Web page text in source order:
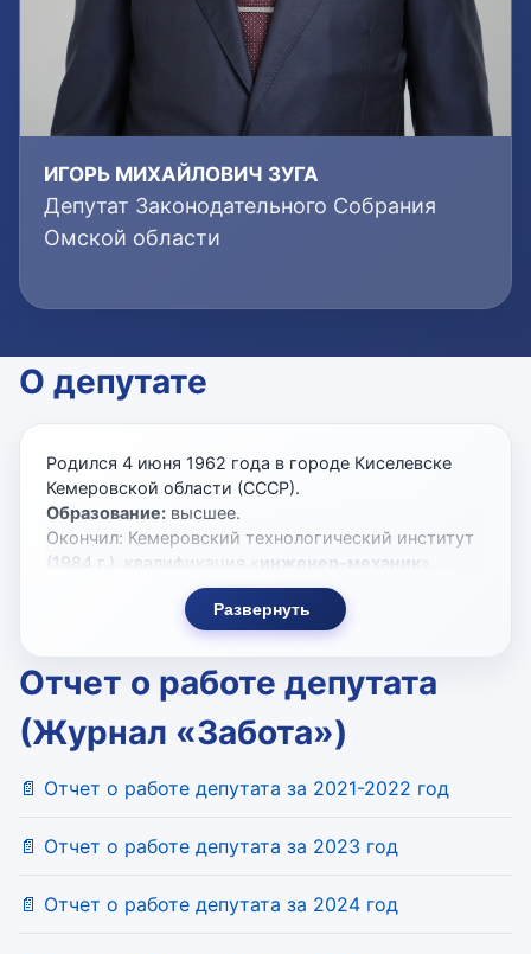
ИГОРЬ МИХАЙЛОВИЧ ЗУГА
Депутат Законодательного Собрания
Омской области
О депутате
Родился 4 июня 1962 года в городе Киселевске
Кемеровской области (СССР).
Образование: высшее.
Окончил: Кемеровский технологический институт
(1984 г.), квалификация « инженер-механик
специальность «машины и аппараты пищевых
производств», Всесоюзный ордена «Знак Почета»
финансово-экономический институт, г. Омск (1992
г.), квалификация «экономист
«планирование промышленности».
Кандидатская диссертация по специальности
проектирования схем расположения объектов
Трудовая деятельность
1984 - 1991 г.г. - главный механик Омского
1985 - 1986 г.г. служба в Вооруженных силах СССР
Развернуть
Отчет о работе депутата
(Журнал «Забота»)
📄 Отчет о работе депутата за 2021-2022 год
📄 Отчет о работе депутата за 2023 год
📄 Отчет о работе депутата за 2024 год